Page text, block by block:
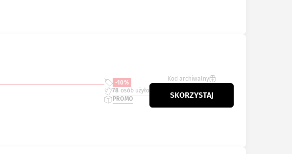
-10%
78 osób użyło
PROMO
Kod archiwalny
SKORZYSTAJ